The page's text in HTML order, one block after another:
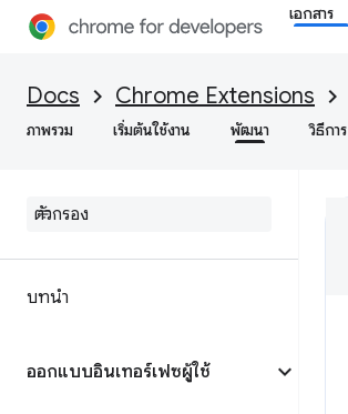
เอกสาร
Docs Chrome Extensions
ภาพรวม เริ่มต้นใช้งาน พัฒนา วิธีการ
บทนำ
ออกแบบอินเทอร์เฟซผู้ใช้